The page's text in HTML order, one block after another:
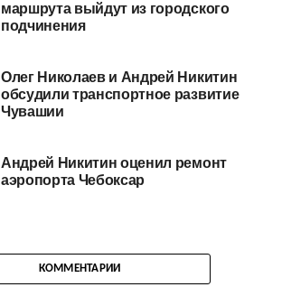
маршрута выйдут из городского
подчинения
Олег Николаев и Андрей Никитин
обсудили транспортное развитие
Чувашии
Андрей Никитин оценил ремонт
аэропорта Чебоксар
КОММЕНТАРИИ